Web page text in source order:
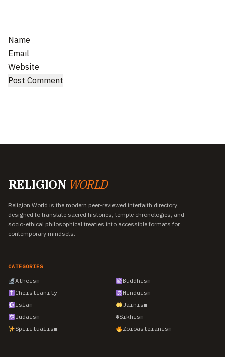
Name
Email
Website
RELIGION WORLD
Religion World is the modern peer-reviewed interfaith directory
designed to translate sacred histories, temple chronologies, and
socio-ethical philosophical treaties into accessible formats for
contemporary mindsets.
CATEGORIES
Atheism
Buddhism
Christianity
Hinduism
Islam
Jainism
Judaism
☬Sikhism
Spiritualism
Zoroastrianism